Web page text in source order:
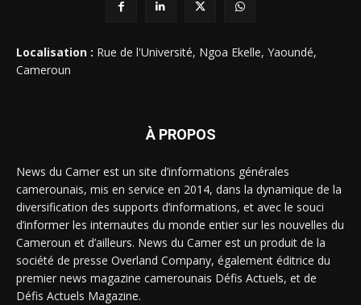
Localisation : Rue de l'Université, Ngoa Ekelle, Yaoundé,
Cameroun
À PROPOS
News du Camer est un site d’informations générales
camerounais, mis en service en 2014, dans la dynamique de la
diversification des supports d’informations, et avec le souci
d’informer les internautes du monde entier sur les nouvelles du
Cameroun et d’ailleurs. News du Camer est un produit de la
société de presse Overland Company, également éditrice du
premier news magazine camerounais Défis Actuels, et de
Défis Actuels Magazine.